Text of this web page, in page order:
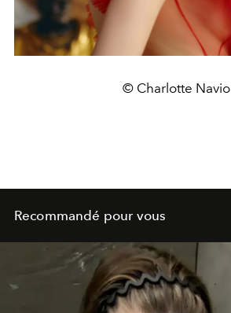
© Charlotte Navio
Recommandé pour vous